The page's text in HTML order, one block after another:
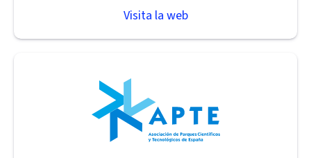
Visita la web